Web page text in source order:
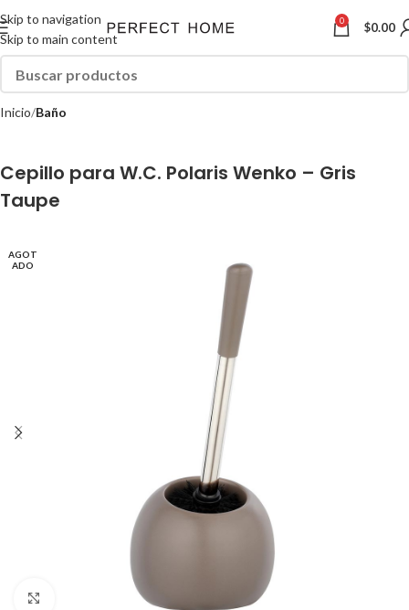
Skip to navigation
Skip to main content
0 $0.00
Inicio Baño
Cepillo para W.C. Polaris Wenko – Gris
Taupe
AGOT
ADO
Click to enlarge